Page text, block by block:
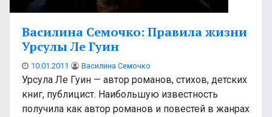
Василина Семочко: Правила жизни
Урсулы Ле Гуин
10.01.2011 Василина Семочко
Урсула Ле Гуин — автор романов, стихов, детских
книг, публицист. Наибольшую известность
получила как автор романов и повестей в жанрах